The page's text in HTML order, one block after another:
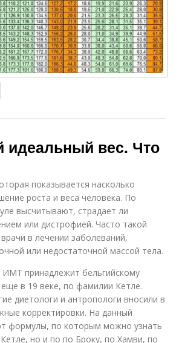
идеальный вес. Что
показывается насколько
роста и веса человека. По
высчитывают, страдает ли
или дистрофией. Часто такой
в лечении заболеваний,
или недостаточной массой тела.
принадлежит бельгийскому
в 19 веке, по фамилии Кетле.
диетологи и антропологи вносили в
корректировки. На данный
формулы, по которым можно узнать
но и по по Броку, по Хамви, по